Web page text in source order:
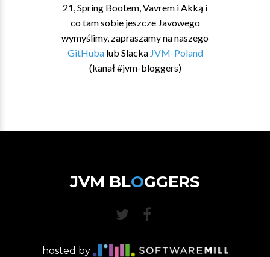
21, Spring Bootem, Vavrem i Akką i
co tam sobie jeszcze Javowego
wymyślimy, zapraszamy na naszego
GitHubalub Slacka JVM-Poland
(kanał #jvm-bloggers)
JVM BLOGGERS
hosted by